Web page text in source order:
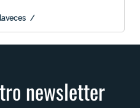
newsletter